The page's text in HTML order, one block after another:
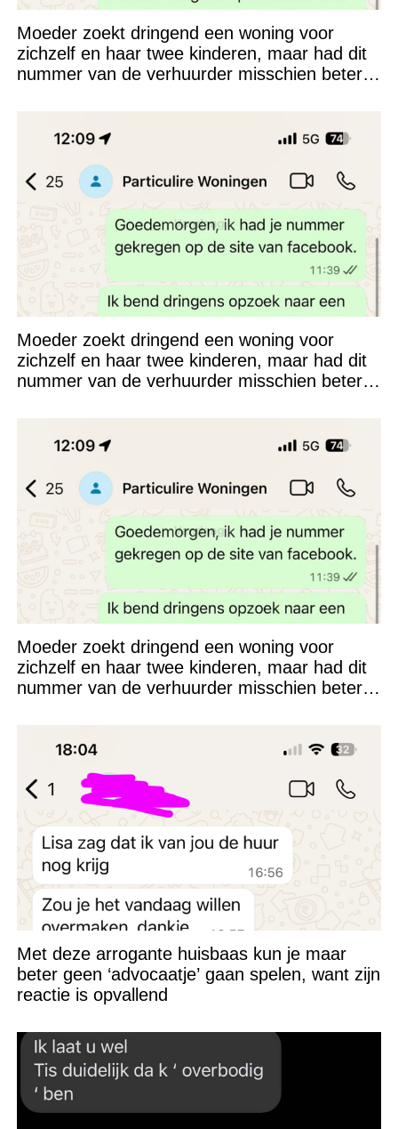
Moeder zoekt dringend een woning voor
zichzelf en haar twee kinderen, maar had dit
nummer van de verhuurder misschien beter
Moeder zoekt dringend een woning voor
zichzelf en haar twee kinderen, maar had dit
nummer van de verhuurder misschien beter
Moeder zoekt dringend een woning voor
zichzelf en haar twee kinderen, maar had dit
nummer van de verhuurder misschien beter
Met deze arrogante huisbaas kun je maar
beter geen ‘advocaatje’ gaan spelen, want zijn
reactie is opvallend